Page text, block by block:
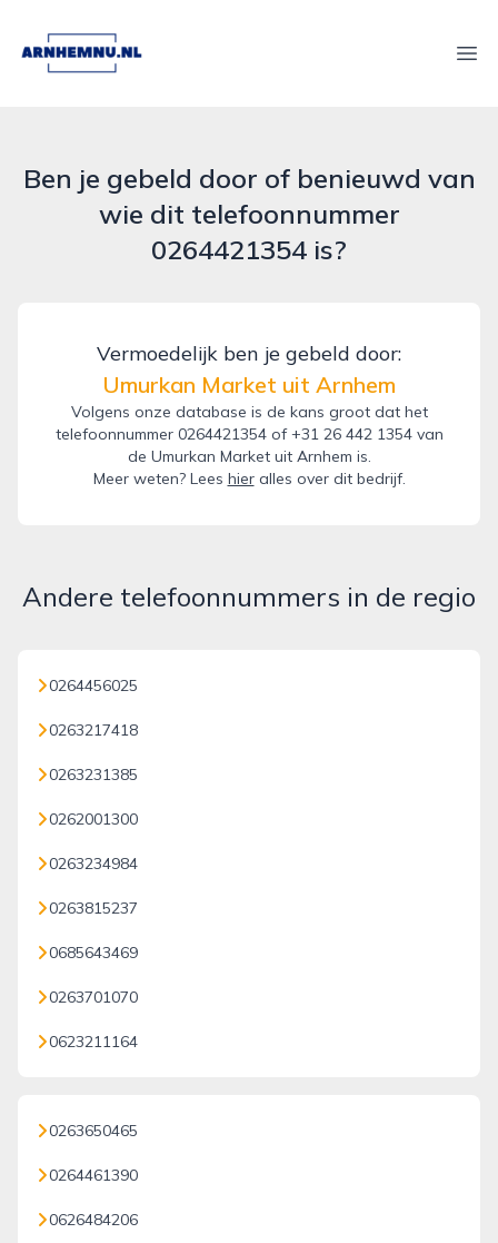
arnhemnu.nl
Ben je gebeld door of benieuwd van
wie dit telefoonnummer
0264421354 is?
Vermoedelijk ben je gebeld door:
Umurkan Market uit Arnhem
Volgens onze database is de kans groot dat het
telefoonnummer 0264421354 of +31 26 442 1354 van
de Umurkan Market uit Arnhem is.
Meer weten? Lees hieralles over dit bedrijf.
Andere telefoonnummers in de regio
0264456025
0263217418
0263231385
0262001300
0263234984
0263815237
0685643469
0263701070
0623211164
0263650465
0264461390
0626484206